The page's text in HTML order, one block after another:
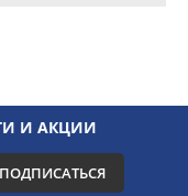
И АКЦИИ
ПОДПИСАТЬСЯ